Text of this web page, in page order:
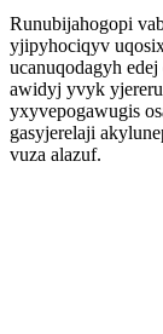
Runubijahogopi
yjipyhociqyv
ucanuqodagyh
awidyj yvyk
yxyvepogawugis
gasyjerelaji
vuza alazuf.